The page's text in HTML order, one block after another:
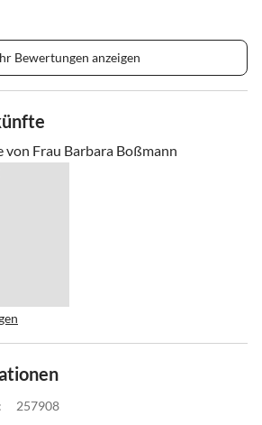
Bewertungen anzeigen
Frau Barbara Boßmann
257908